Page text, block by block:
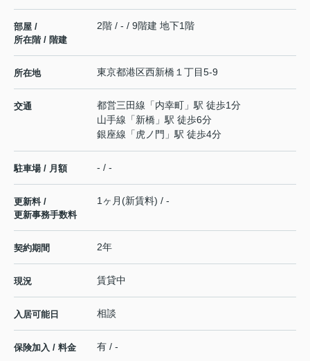
部屋 /
所在階 / 階建
2階 / - / 9階建 地下1階
所在地 東京都港区西新橋 １丁目5-9
交通 都営三田線 「内幸町 」駅 徒歩1分
山手線 「新橋 」駅 徒歩6分
銀座線 「 虎ノ門 」駅 徒歩4分
駐車場 / 月額 - / -
更新料 /
更新事務手数料
1ヶ月(新賃料) / -
契約期間 2年
現況 賃貸中
入居可能日 相談
保険加入 / 料金 有 / -